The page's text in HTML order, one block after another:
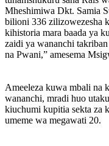
Mheshimiwa Dkt. Samia
bilioni 336 zilizowezesha
kihistoria mara baada ya
zaidi ya wananchi
na Pwani,” amesema
‎Ameeleza kuwa mbali na
wananchi, mradi huo
kiuchumi kupitia sekta za
umeme wa megawati 20.